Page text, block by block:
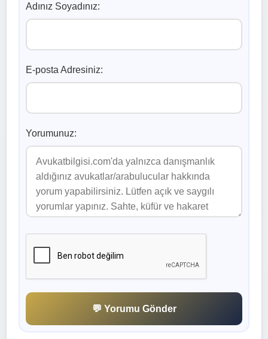
Adınız Soyadınız:
E-posta Adresiniz:
Yorumunuz:
💬 Yorumu Gönder